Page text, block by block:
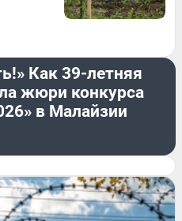
Как 39-летняя
жюри конкурса
в Малайзии